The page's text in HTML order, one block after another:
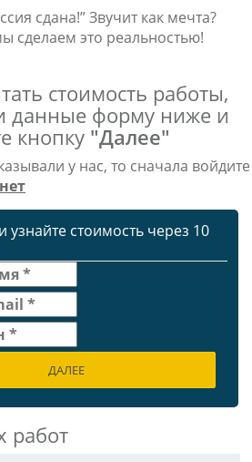
сдана!” Звучит как мечта?
сделаем это реальностью!
стоимость работы,
данные форму ниже и
кнопку "Далее"
у нас, то сначала войдите
стоимость через 10
ДАЛЕЕ
работ